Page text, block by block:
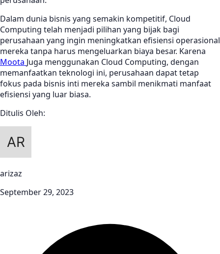
Dalam dunia bisnis yang semakin kompetitif, Cloud
Computing telah menjadi pilihan yang bijak bagi
perusahaan yang ingin meningkatkan efisiensi operasional
mereka tanpa harus mengeluarkan biaya besar. Karena
Moota Juga menggunakan Cloud Computing, dengan
memanfaatkan teknologi ini, perusahaan dapat tetap
fokus pada bisnis inti mereka sambil menikmati manfaat
efisiensi yang luar biasa.
Ditulis Oleh:
arizaz
September 29, 2023